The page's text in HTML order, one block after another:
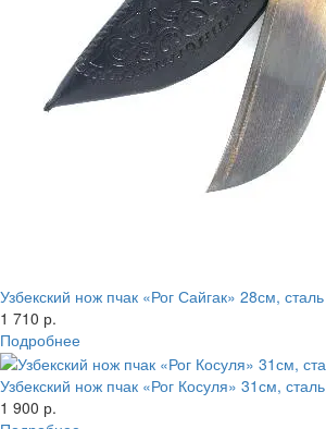
Узбекский нож пчак «Рог Сайгак» 28см, сталь
1 710 р.
Подробнее
Узбекский нож пчак «Рог Косуля» 31см, сталь
1 900 р.